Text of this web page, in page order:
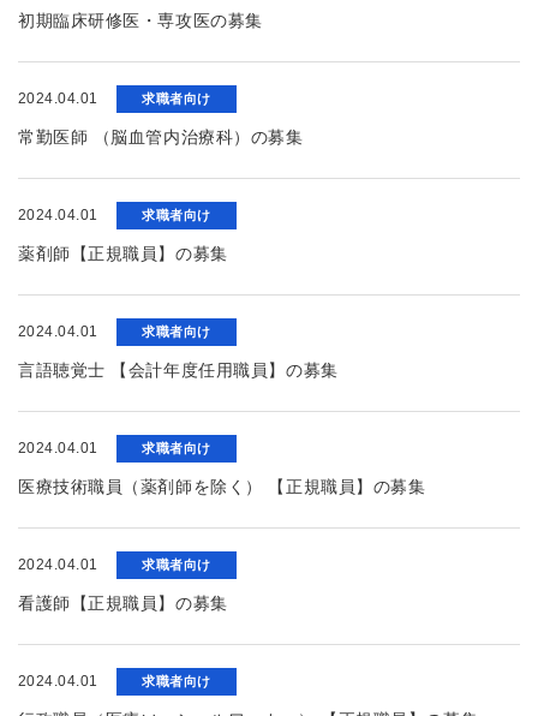
初期臨床研修医・専攻医の募集
2024.04.01 求職者向け
常勤医師 （脳血管内治療科）の募集
2024.04.01 求職者向け
薬剤師【正規職員】の募集
2024.04.01 求職者向け
言語聴覚士 【会計年度任用職員】の募集
2024.04.01 求職者向け
医療技術職員（薬剤師を除く） 【正規職員】の募集
2024.04.01 求職者向け
看護師【正規職員】の募集
2024.04.01 求職者向け